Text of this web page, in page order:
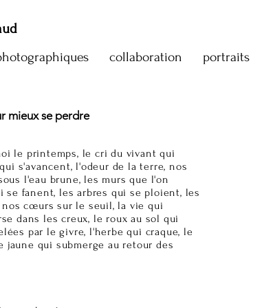
collaboration portraits
mieux se perdre
le printemps, le cri du vivant qui
s'avancent, l'odeur de la terre, nos
l'eau brune, les murs que l'on
se fanent, les arbres qui se ploient, les
cœurs sur le seuil, la vie qui
dans les creux, le roux au sol qui
par le givre, l'herbe qui craque, le
qui submerge au retour des